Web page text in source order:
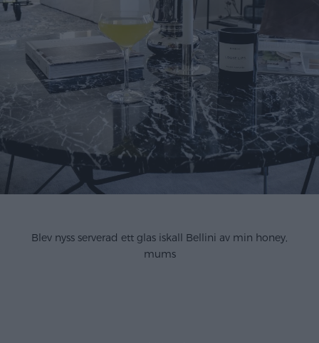
Blev nyss serverad ett glas iskall Bellini av min honey,
mums